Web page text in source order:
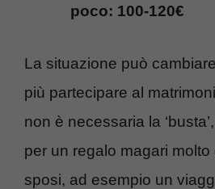
poco: 100-120€
La situazione può
più partecipare al
non è necessaria la
per un regalo magari molto
sposi, ad esempio un